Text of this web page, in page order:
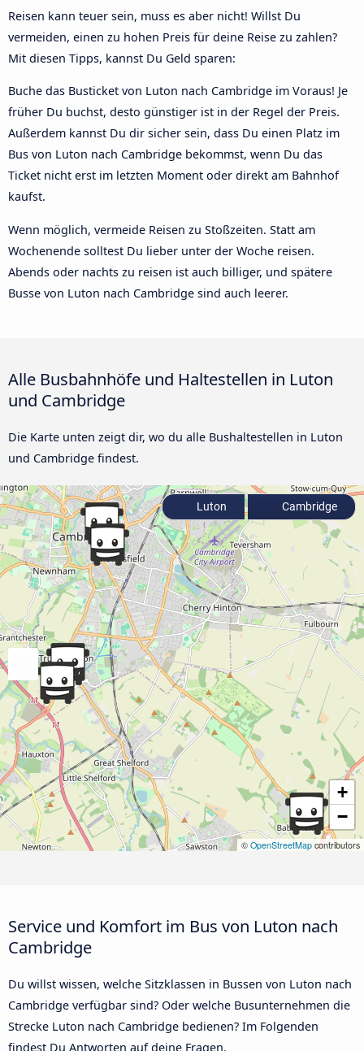
Reisen kann teuer sein, muss es aber nicht! Willst Du
vermeiden, einen zu hohen Preis für deine Reise zu zahlen?
Mit diesen Tipps, kannst Du Geld sparen:
Buche das Busticket von Luton nach Cambridge im Voraus! Je
früher Du buchst, desto günstiger ist in der Regel der Preis.
Außerdem kannst Du dir sicher sein, dass Du einen Platz im
Bus von Luton nach Cambridge bekommst, wenn Du das
Ticket nicht erst im letzten Moment oder direkt am Bahnhof
kaufst.
Wenn möglich, vermeide Reisen zu Stoßzeiten. Statt am
Wochenende solltest Du lieber unter der Woche reisen.
Abends oder nachts zu reisen ist auch billiger, und spätere
Busse von Luton nach Cambridge sind auch leerer.
Alle Busbahnhöfe und Haltestellen in Luton
und Cambridge
Die Karte unten zeigt dir, wo du alle Bushaltestellen in Luton
und Cambridge findest.
+
−
© OpenStreetMap contributors
Luton Cambridge
Service und Komfort im Bus von Luton nach
Cambridge
Du willst wissen, welche Sitzklassen in Bussen von Luton nach
Cambridge verfügbar sind? Oder welche Busunternehmen die
Strecke Luton nach Cambridge bedienen? Im Folgenden
findest Du Antworten auf deine Fragen.